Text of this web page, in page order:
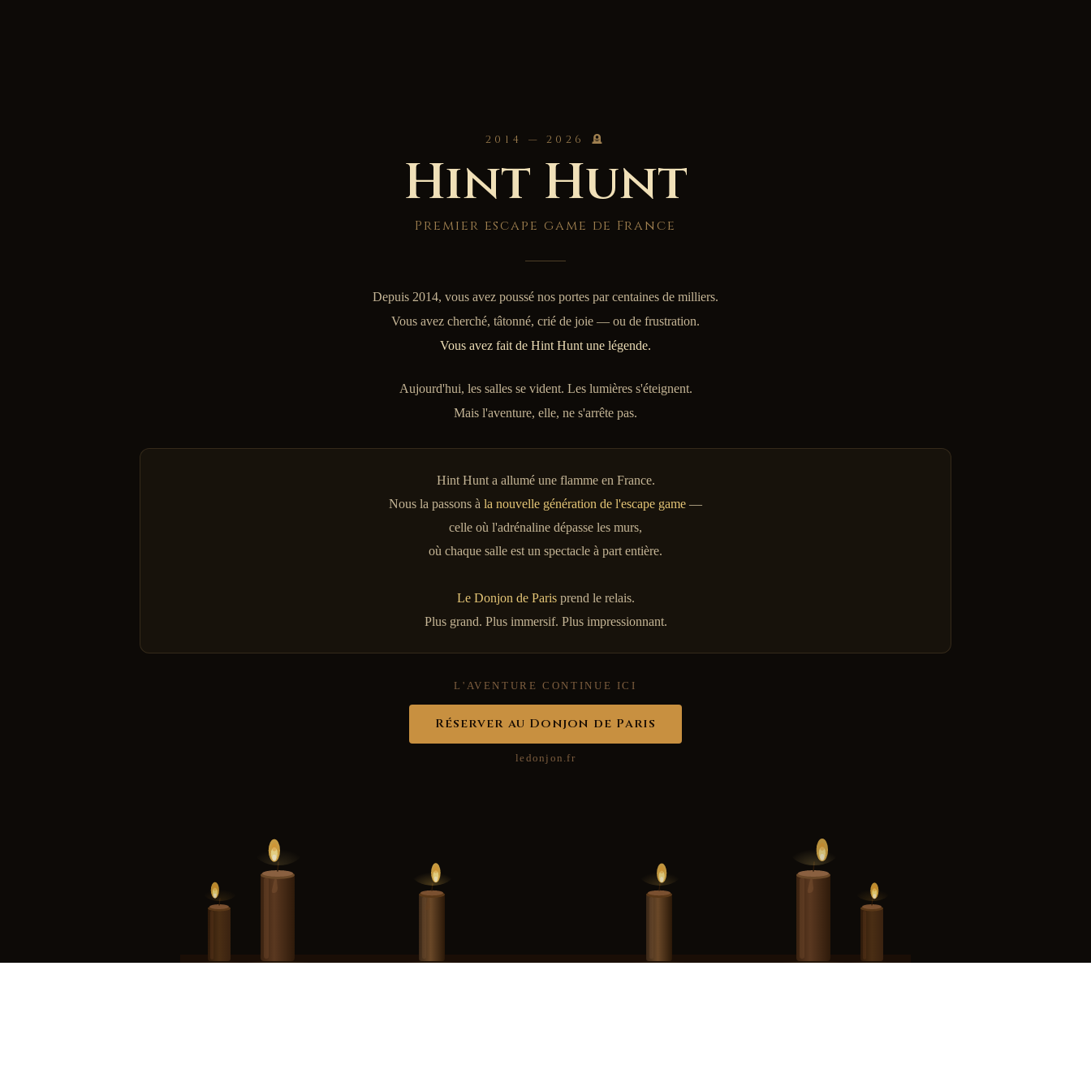
2014 — 2026 🪦
Hint Hunt
Premier escape game de France
Depuis 2014, vous avez poussé nos portes par centaines de milliers.
Vous avez cherché, tâtonné, crié de joie — ou de frustration.
Vous avez fait de Hint Hunt une légende.
Aujourd'hui, les salles se vident. Les lumières s'éteignent.
Mais l'aventure, elle, ne s'arrête pas.
Hint Hunt a allumé une flamme en France.
Nous la passons à la nouvelle génération de l'escape game —
celle où l'adrénaline dépasse les murs,
où chaque salle est un spectacle à part entière.
Le Donjon de Parisprend le relais.
Plus grand. Plus immersif. Plus impressionnant.
L'AVENTURE CONTINUE ICI
Réserver au Donjon de Paris
ledonjon.fr